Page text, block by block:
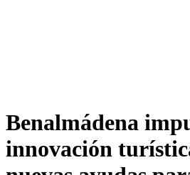
Benalmádena
innovación